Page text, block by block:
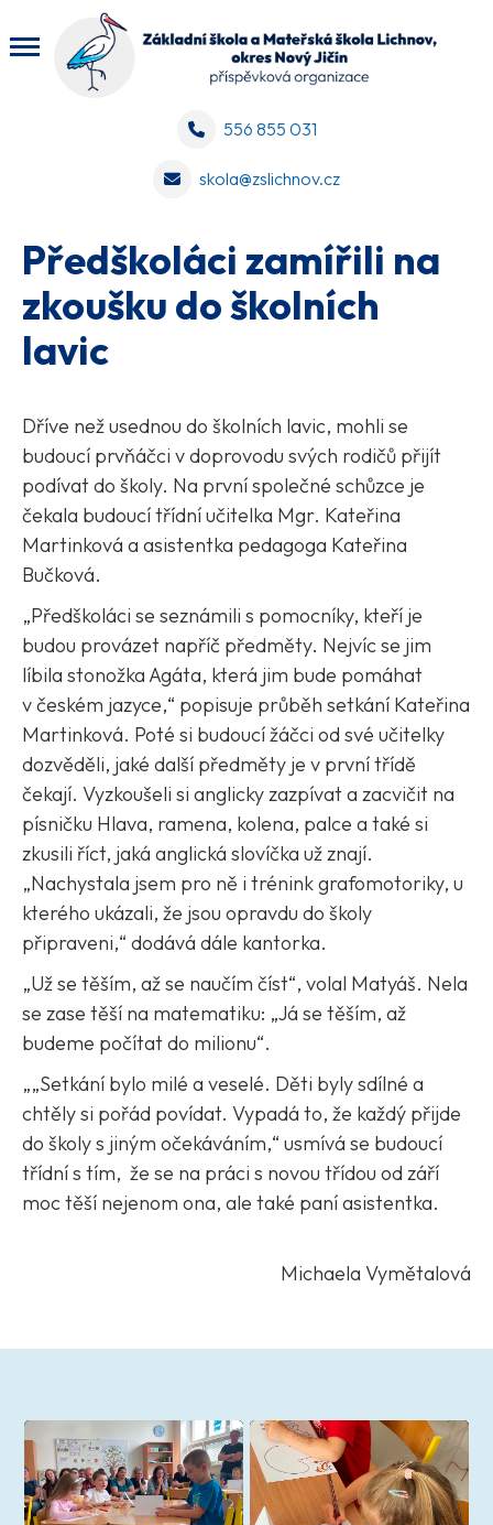
556 855 031
skola@zslichnov.cz
Předškoláci zamířili na
zkoušku do školních
lavic
Dříve než usednou do školních lavic, mohli se
budoucí prvňáčci v doprovodu svých rodičů přijít
podívat do školy. Na první společné schůzce je
čekala budoucí třídní učitelka Mgr. Kateřina
Martinková a asistentka pedagoga Kateřina
Bučková.
„Předškoláci se seznámili s pomocníky, kteří je
budou provázet napříč předměty. Nejvíc se jim
líbila stonožka Agáta, která jim bude pomáhat
v českém jazyce,“ popisuje průběh setkání Kateřina
Martinková. Poté si budoucí žáčci od své učitelky
dozvěděli, jaké další předměty je v první třídě
čekají. Vyzkoušeli si anglicky zazpívat a zacvičit na
písničku Hlava, ramena, kolena, palce a také si
zkusili říct, jaká anglická slovíčka už znají.
„Nachystala jsem pro ně i trénink grafomotoriky, u
kterého ukázali, že jsou opravdu do školy
připraveni,“ dodává dále kantorka.
„Už se těším, až se naučím číst“, volal Matyáš. Nela
se zase těší na matematiku: „Já se těším, až
budeme počítat do milionu“.
„„Setkání bylo milé a veselé. Děti byly sdílné a
chtěly si pořád povídat. Vypadá to, že každý přijde
do školy s jiným očekáváním,“ usmívá se budoucí
třídní s tím, že se na práci s novou třídou od září
moc těší nejenom ona, ale také paní asistentka.
Michaela Vymětalová